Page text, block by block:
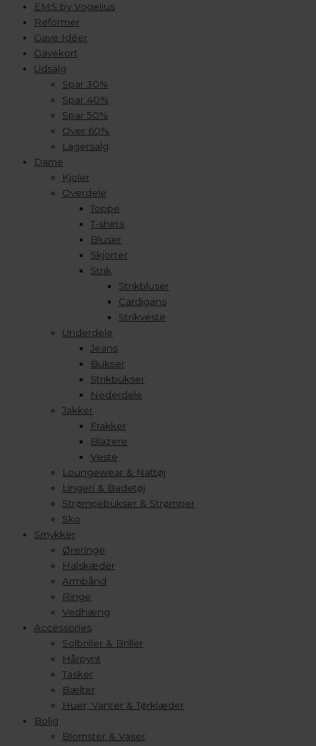
EMS by Vogelius
Reformer
Gave Idéer
Gavekort
Udsalg
Spar 30%
Spar 40%
Spar 50%
Over 60%
Lagersalg
Dame
Kjoler
Overdele
Toppe
T-shirts
Bluser
Skjorter
Strik
Strikbluser
Cardigans
Strikveste
Underdele
Jeans
Bukser
Strikbukser
Nederdele
Jakker
Frakker
Blazere
Veste
Loungewear & Nattøj
Lingeri & Badetøj
Strømpebukser & Strømper
Sko
Smykker
Øreringe
Halskæder
Armbånd
Ringe
Vedhæng
Accessories
Solbriller & Briller
Hårpynt
Tasker
Bælter
Huer, Vanter & Tørklæder
Bolig
Blomster & Vaser